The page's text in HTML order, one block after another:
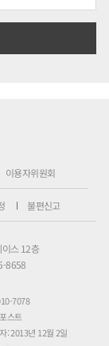
이용자위원회
불편신고
스 12층
8658
7078
스트
: 2013년 12월 2일